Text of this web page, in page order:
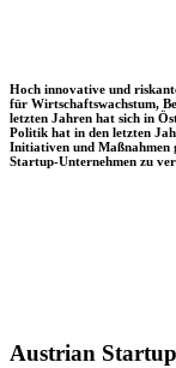
Hoch innovative und
für Wirtschaftswachstum,
letzten Jahren hat sich in
Politik hat in den letzten
Initiativen und Maßnahmen
Startup-Unternehmen zu
Austrian